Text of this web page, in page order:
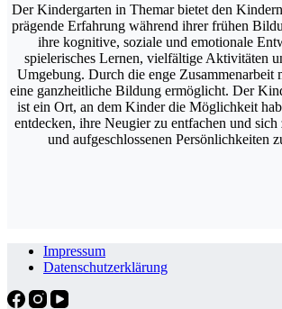
Der Kindergarten in Themar bietet den
prägende Erfahrung während ihrer frühen
ihre kognitive, soziale und emotionale
spielerisches Lernen, vielfältige Aktivitäten
Umgebung. Durch die enge Zusammenarbeit
eine ganzheitliche Bildung ermöglicht. Der
ist ein Ort, an dem Kinder die Möglichkeit
entdecken, ihre Neugier zu entfachen und sich
und aufgeschlossenen Persönlichkeiten
Impressum
Datenschutzerklärung